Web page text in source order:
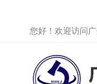
您好！欢迎访问